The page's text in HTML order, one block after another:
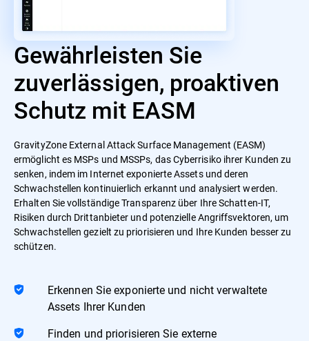
Gewährleisten Sie
zuverlässigen, proaktiven
Schutz mit EASM
GravityZone External Attack Surface Management (EASM)
ermöglicht es MSPs und MSSPs, das Cyberrisiko ihrer Kunden zu
senken, indem im Internet exponierte Assets und deren
Schwachstellen kontinuierlich erkannt und analysiert werden.
Erhalten Sie vollständige Transparenz über Ihre Schatten-IT,
Risiken durch Drittanbieter und potenzielle Angriffsvektoren, um
Schwachstellen gezielt zu priorisieren und Ihre Kunden besser zu
schützen.
Erkennen Sie exponierte und nicht verwaltete
Assets Ihrer Kunden
Finden und priorisieren Sie externe